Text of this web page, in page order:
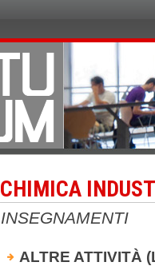
CHIMICA
INSEGNAMENTI
ALTRE ATTIVITÀ